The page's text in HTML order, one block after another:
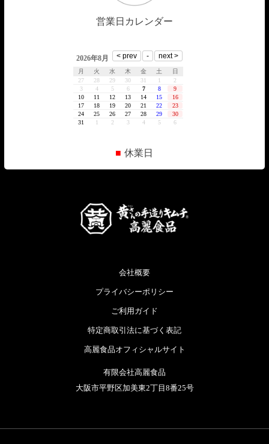
営業日カレンダー
■ 休業日
会社概要
プライバシーポリシー
ご利用ガイド
特定商取引法に基づく表記
高麗食品オフィシャルサイト
有限会社高麗食品
大阪市平野区加美東2丁目8番25号